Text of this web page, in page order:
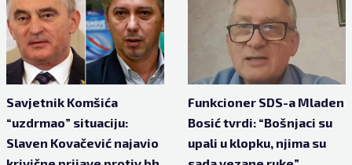
Savjetnik Komšića
“uzdrmao” situaciju:
Slaven Kovačević najavio
Funkcioner SDS-a Mladen
Bosić tvrdi: “Bošnjaci su
upali u klopku, njima su